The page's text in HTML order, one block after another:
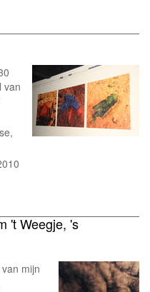
van
't Weegje, 's
mijn